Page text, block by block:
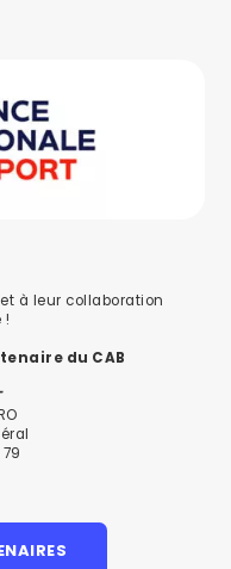
à leur collaboration
!
du CAB